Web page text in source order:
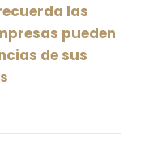
las
pueden
de sus